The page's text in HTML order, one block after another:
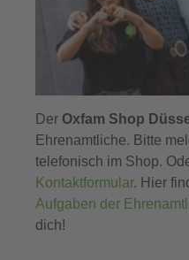
Der Oxfam Shop
Ehrenamtliche. Bitte
telefonisch im Shop.
Kontaktformular. Hier
Aufgaben der
dich!